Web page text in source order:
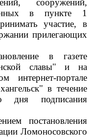
сооружений,
в пункте 1
участие, в
прилегающих
в газете
славы" и на
интернет-портале
в течение
дня подписания
постановления
Ломоносовского